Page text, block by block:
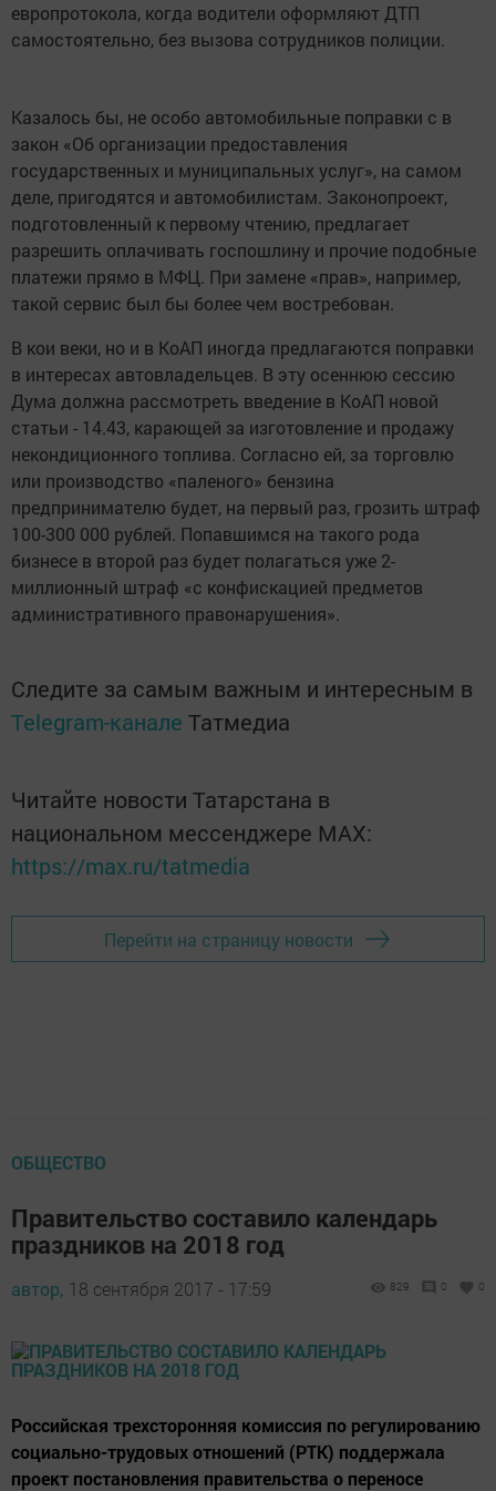
европротокола, когда водители оформляют ДТП
самостоятельно, без вызова сотрудников полиции.
Казалось бы, не особо автомобильные поправки с в
закон «Об организации предоставления
государственных и муниципальных услуг», на самом
деле, пригодятся и автомобилистам. Законопроект,
подготовленный к первому чтению, предлагает
разрешить оплачивать госпошлину и прочие подобные
платежи прямо в МФЦ. При замене «прав», например,
такой сервис был бы более чем востребован.
В кои веки, но и в КоАП иногда предлагаются поправки
в интересах автовладельцев. В эту осеннюю сессию
Дума должна рассмотреть введение в КоАП новой
статьи - 14.43, карающей за изготовление и продажу
некондиционного топлива. Согласно ей, за торговлю
или производство «паленого» бензина
предпринимателю будет, на первый раз, грозить штраф
100-300 000 рублей. Попавшимся на такого рода
бизнесе в второй раз будет полагаться уже 2-
миллионный штраф «с конфискацией предметов
административного правонарушения».
Следите за самым важным и интересным в
Telegram-канале Татмедиа
Читайте новости Татарстана в
национальном мессенджере MАХ:
https://max.ru/tatmedia
Перейти на страницу новости
ОБЩЕСТВО
Правительство составило календарь
праздников на 2018 год
автор, 18 сентября 2017 - 17:59 829 0 0
Российская трехсторонняя комиссия по регулированию
социально-трудовых отношений (РТК) поддержала
проект постановления правительства о переносе